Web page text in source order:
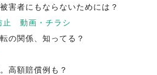
害者にもならないためには？
止 動画・チラシ
の関係、知ってる？
高額賠償例も？